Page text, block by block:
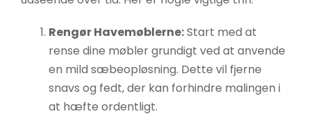
Rengør Havemøblerne:Start med at
rense dine møbler grundigt ved at anvende
en mild sæbeopløsning. Dette vil fjerne
snavs og fedt, der kan forhindre malingen i
at hæfte ordentligt.